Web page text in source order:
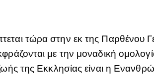
τώρα στην εκ της Παρθένου
με την μοναδική
της Εκκλησίας είναι η